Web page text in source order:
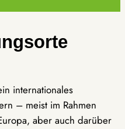
internationales
– meist im Rahmen
aber auch darüber